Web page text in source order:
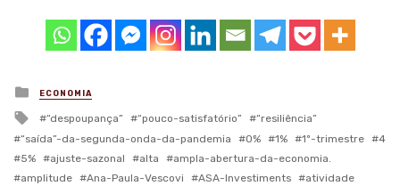
Posted
in
ECONOMIA
Tagged
with
“despoupança” “pouco-satisfatório”
“resiliência”
“saída”-da-segunda-onda-da-pandemia
0% 1% 1º-trimestre
4
5%
ajuste-sazonal alta
ampla-abertura-da-economia.
amplitude
Ana-Paula-Vescovi ASA-Investiments
atividade